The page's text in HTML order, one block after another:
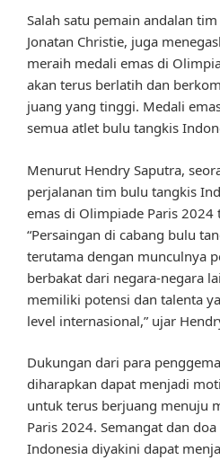
Salah satu pemain andalan
Jonatan Christie, juga
meraih medali emas di
akan terus berlatih dan
juang yang tinggi. Medali
semua atlet bulu tangkis
Menurut Hendry Saputra,
perjalanan tim bulu tangkis
emas di Olimpiade Paris 2024
“Persaingan di cabang bulu
terutama dengan munculnya
berbakat dari negara-negara
memiliki potensi dan talenta
level internasional,” ujar
Dukungan dari para
diharapkan dapat menjadi
untuk terus berjuang menuju
Paris 2024. Semangat dan
Indonesia diyakini dapat